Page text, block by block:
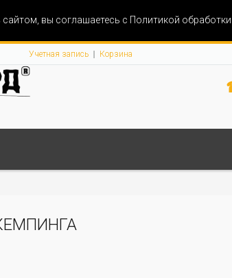
вы соглашаетесь с Политикой
Учетная запись Корзина